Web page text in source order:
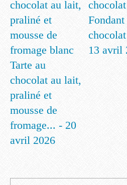
Tarte au
chocolat au lait,
praliné et
mousse de
fromage... - 20
avril 2026
Fondant
13 avril